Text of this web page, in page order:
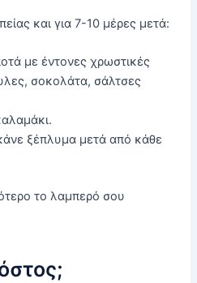
και για 7-10 μέρες μετά:
με έντονες χρωστικές
σοκολάτα, σάλτσες
ξέπλυμα μετά από κάθε
το λαμπερό σου